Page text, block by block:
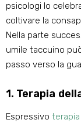
psicologi lo
coltivare la
Nella parte
umile taccuino
passo verso la
1. Terapia
Espressivo